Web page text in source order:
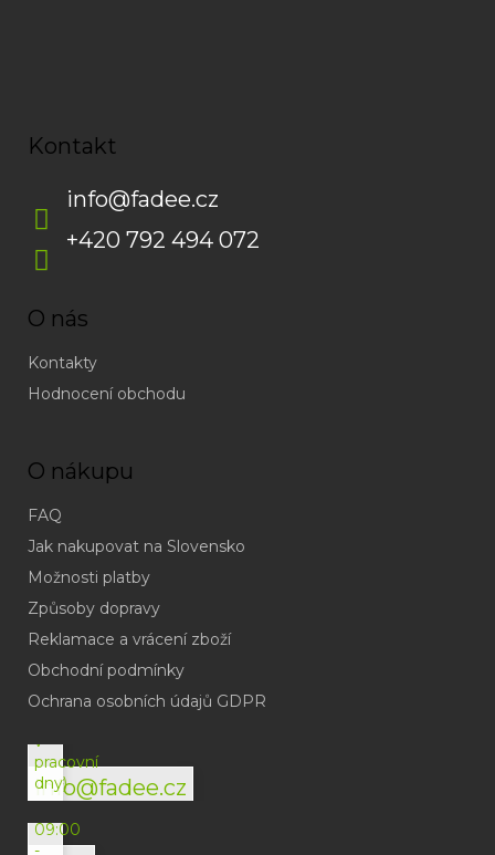
Kontakt
info@fadee.cz
+420 792 494 072
O nás
Kontakty
Hodnocení obchodu
O nákupu
FAQ
Jak nakupovat na Slovensko
Možnosti platby
Způsoby dopravy
Reklamace a vrácení zboží
Obchodní podmínky
Ochrana osobních údajů GDPR
info@fadee.cz
(odpověď
do
v
pracovní
dny)
(Po-
09:00
-